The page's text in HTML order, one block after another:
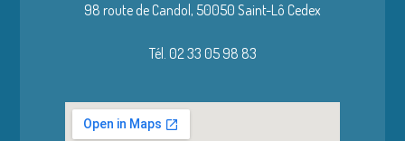
98 route de Candol, 50050 Saint-Lô Cedex
Tél. 02 33 05 98 83